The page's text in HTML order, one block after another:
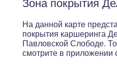
На данной карте
покрытия каршеринга
Павловской Слободе.
смотрите в приложении